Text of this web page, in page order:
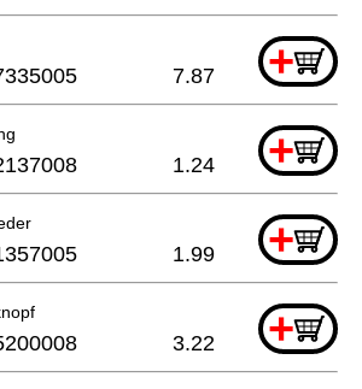
+
7.87
+
1.24
+
1.99
+
3.22